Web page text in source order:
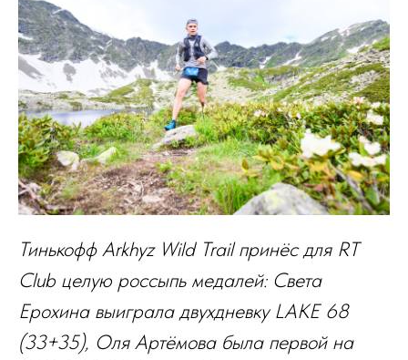
Тинькофф Arkhyz Wild Trail принёс для RT
Club целую россыпь медалей: Света
Ерохина выиграла двухдневку LAKE 68
(33+35), Оля Артёмова была первой на